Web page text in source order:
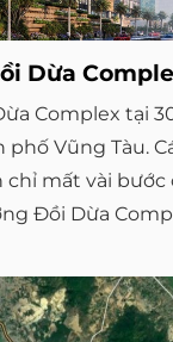
Dừa
Complex tại
Vũng Tàu.
chỉ mất vài bước
Đồi Dừa